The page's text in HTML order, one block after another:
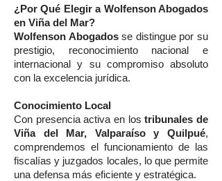
¿Por Qué Elegir a Wolfenson Abogados
en Viña del Mar?
Wolfenson Abogadosse distingue por su
prestigio, reconocimiento nacional e
internacional y su compromiso absoluto
con la excelencia jurídica.
Conocimiento Local
Con presencia activa en lostribunales de
Viña del Mar, Valparaíso y Quilpué,
comprendemos el funcionamiento de las
fiscalías y juzgados locales, lo que permite
una defensa más eficiente y estratégica.